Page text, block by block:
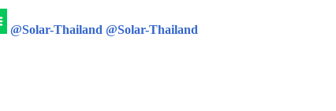
@Solar-Thailand @Solar-Thailand